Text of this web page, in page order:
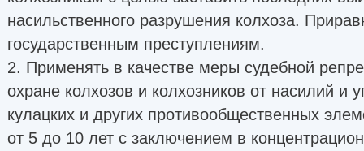
насильственного разрушения колхоза.
государственным преступлениям.
2. Применять в качестве меры судебной
охране колхозов и колхозников от насилий и
кулацких и других противообщественных
от 5 до 10 лет с заключением в